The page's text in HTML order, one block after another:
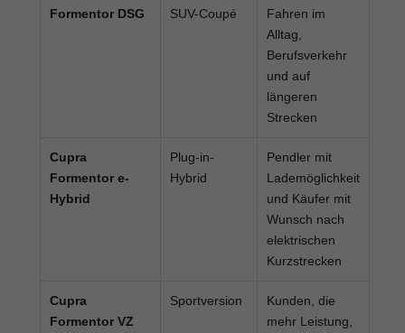
Formentor DSG SUV-Coupé
Fahren im
Alltag,
Berufsverkehr
und auf
längeren
Strecken
Cupra
Formentor e-
Hybrid
Plug-in-
Hybrid
Pendler mit
Lademöglichkeit
und Käufer mit
Wunsch nach
elektrischen
Kurzstrecken
Cupra
Formentor VZ
Sportversion
Kunden, die
mehr Leistung,